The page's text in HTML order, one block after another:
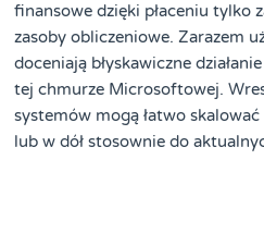
finansowe dzięki płaceniu tylko
zasoby obliczeniowe. Zarazem
doceniają błyskawiczne
tej chmurze Microsoftowej.
systemów mogą łatwo
lub w dół stosownie do